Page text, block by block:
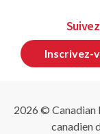
Inscrivez-
2026 ©
canadien